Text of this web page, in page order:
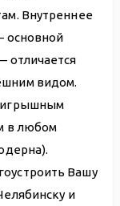
Внутреннее
основной
отличается
видом.
в любом
Вашу
и